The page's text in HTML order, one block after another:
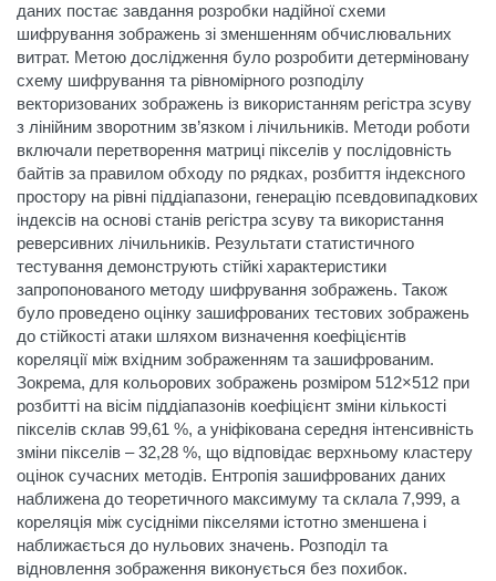
даних постає завдання розробки надійної схеми
шифрування зображень зі зменшенням обчислювальних
витрат. Метою дослідження було розробити детерміновану
схему шифрування та рівномірного розподілу
векторизованих зображень із використанням регістра зсуву
з лінійним зворотним зв’язком і лічильників. Методи роботи
включали перетворення матриці пікселів у послідовність
байтів за правилом обходу по рядках, розбиття індексного
простору на рівні піддіапазони, генерацію псевдовипадкових
індексів на основі станів регістра зсуву та використання
реверсивних лічильників. Результати статистичного
тестування демонструють стійкі характеристики
запропонованого методу шифрування зображень. Також
було проведено оцінку зашифрованих тестових зображень
до стійкості атаки шляхом визначення коефіцієнтів
кореляції між вхідним зображенням та зашифрованим.
Зокрема, для кольорових зображень розміром 512×512 при
розбитті на вісім піддіапазонів коефіцієнт зміни кількості
пікселів склав 99,61 %, а уніфікована середня інтенсивність
зміни пікселів – 32,28 %, що відповідає верхньому кластеру
оцінок сучасних методів. Ентропія зашифрованих даних
наближена до теоретичного максимуму та склала 7,999, а
кореляція між сусідніми пікселями істотно зменшена і
наближається до нульових значень. Розподіл та
відновлення зображення виконується без похибок.